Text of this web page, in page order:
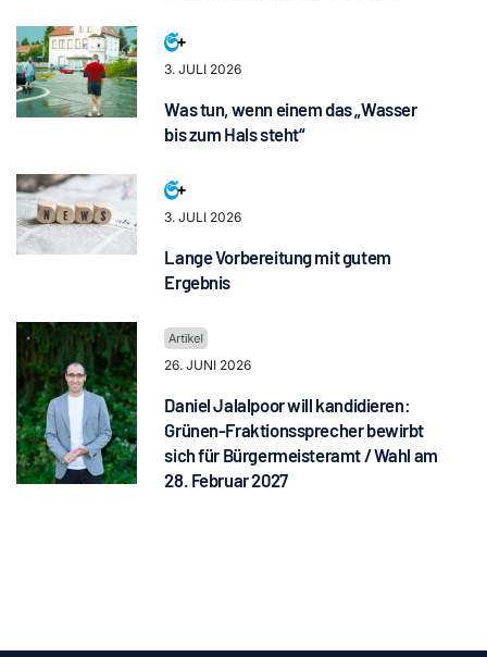
3. JULI 2026
Was tun, wenn einem das „Wasser
bis zum Hals steht“
3. JULI 2026
Lange Vorbereitung mit gutem
Ergebnis
26. JUNI 2026
Daniel Jalalpoor will kandidieren:
Grünen-Fraktionssprecher bewirbt
sich für Bürgermeisteramt / Wahl am
28. Februar 2027